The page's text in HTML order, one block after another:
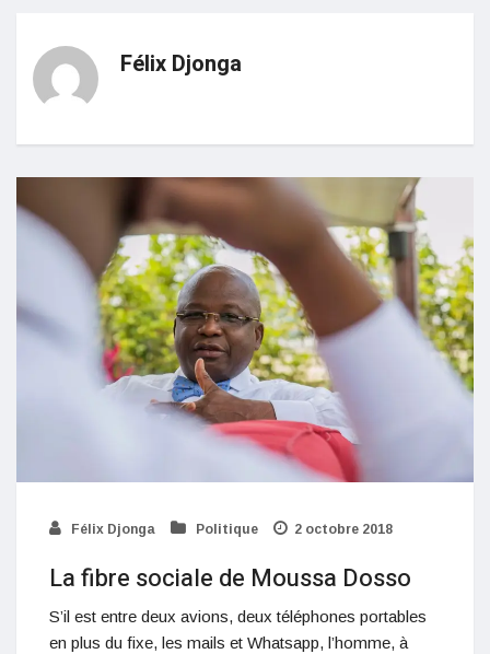
Félix Djonga
Félix Djonga Politique 2 octobre 2018
La fibre sociale de Moussa Dosso
S’il est entre deux avions, deux téléphones portables
en plus du fixe, les mails et Whatsapp, l’homme, à